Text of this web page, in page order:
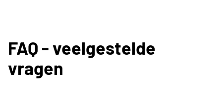
FAQ - veelgestelde
vragen